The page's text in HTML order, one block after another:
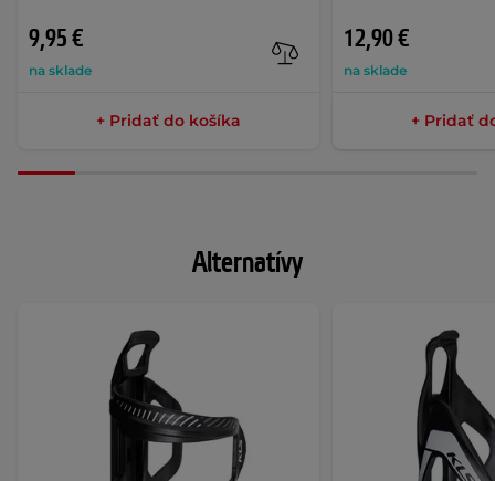
9,95 €
na sklade
+ Pridať do košíka
12,90 €
na sklade
+ Pridať
Alternatívy